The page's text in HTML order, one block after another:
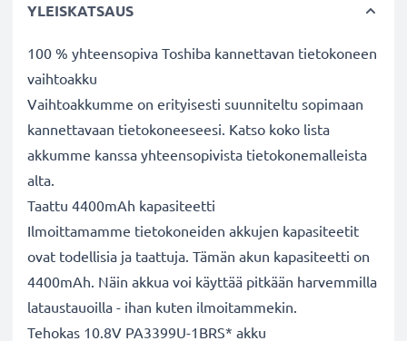
YLEISKATSAUS
100 % yhteensopiva Toshiba kannettavan tietokoneen
vaihtoakku
Vaihtoakkumme on erityisesti suunniteltu sopimaan
kannettavaan tietokoneeseesi. Katso koko lista
akkumme kanssa yhteensopivista tietokonemalleista
alta.
Taattu 4400mAh kapasiteetti
Ilmoittamamme tietokoneiden akkujen kapasiteetit
ovat todellisia ja taattuja. Tämän akun kapasiteetti on
4400mAh. Näin akkua voi käyttää pitkään harvemmilla
lataustauoilla - ihan kuten ilmoitammekin.
Tehokas 10.8V PA3399U-1BRS* akku